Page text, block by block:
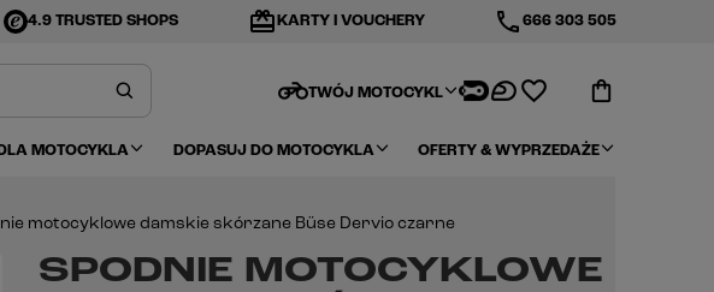
4.9 TRUSTED SHOPS redeem KARTY I VOUCHERY phone666 303 505
motorcycleTWÓJ MOTOCYKL
DLA MOTOCYKLA DOPASUJ DO MOTOCYKLA OFERTY & WYPRZEDAŻE
motocyklowe damskie skórzane Büse Dervio czarne
SPODNIE MOTOCYKLOWE